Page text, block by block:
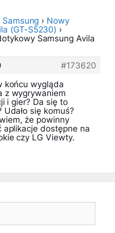
Samsung › Nowy
(GT-S5230) ›
Samsung Avila
#173620
końcu wygląda
z wygrywaniem
i gier? Da się to
Udało się komuś?
że powinny
aplikacje dostępne na
czy LG Viewty.